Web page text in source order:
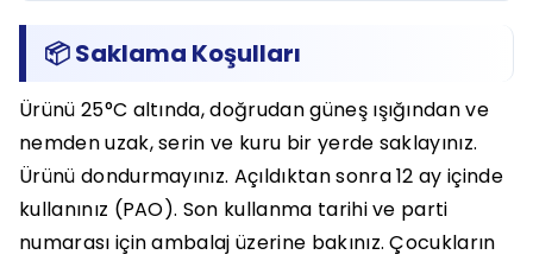
📦 Saklama Koşulları
Ürünü 25°C altında, doğrudan güneş ışığından ve
nemden uzak, serin ve kuru bir yerde saklayınız.
Ürünü dondurmayınız. Açıldıktan sonra 12 ay içinde
kullanınız (PAO). Son kullanma tarihi ve parti
numarası için ambalaj üzerine bakınız. Çocukların